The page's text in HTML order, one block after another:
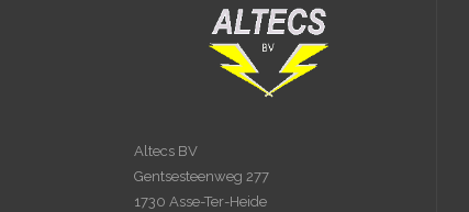
Altecs BV
Gentsesteenweg 277
1730 Asse-Ter-Heide